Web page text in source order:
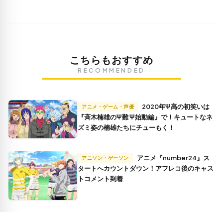
こちらもおすすめ
RECOMMENDED
アニメ・ゲーム・声優
『斉木楠雄のΨ難 Ψ始動編』で！キュートなネ
ズミ姿の楠雄たちにチューもく！
アニソン・ゲーソン
タートへカウントダウン！アフレコ後のキャス
トコメント到着